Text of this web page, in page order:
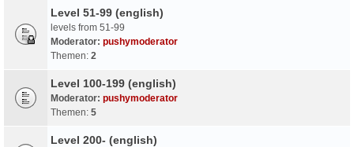
Level 51-99 (english)
levels from 51-99
Moderator: pushymoderator
Themen: 2
Level 100-199 (english)
Moderator: pushymoderator
Themen: 5
Level 200- (english)